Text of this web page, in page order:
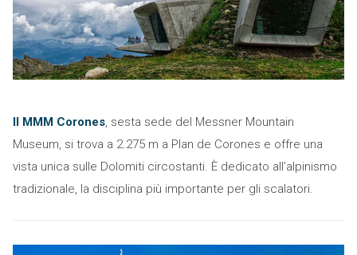
Il MMM Corones, sesta sede del Messner Mountain
Museum, si trova a 2.275 m a Plan de Corones e offre una
vista unica sulle Dolomiti circostanti. È dedicato all’alpinismo
tradizionale, la disciplina più importante per gli scalatori.